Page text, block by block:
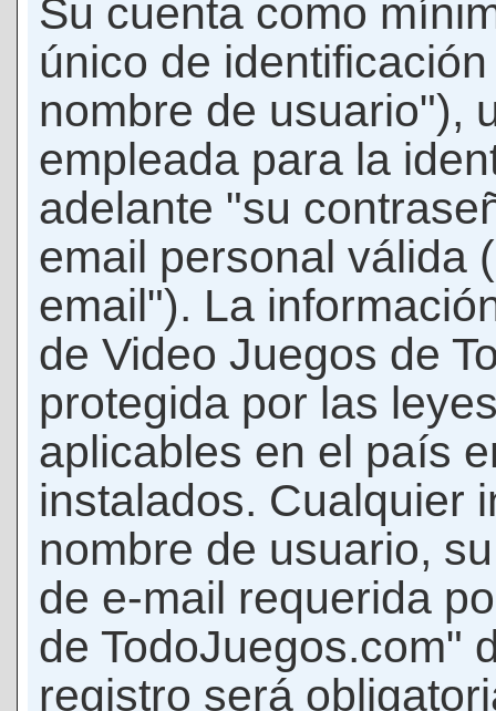
Su cuenta como
único de
nombre de usuario"),
empleada para la
adelante "su
email personal válida
email"). La
de Video Juegos de
protegida por las
aplicables en el país
instalados. Cualquier
nombre de usuario,
de e-mail requerida
de TodoJuegos.com"
registro será